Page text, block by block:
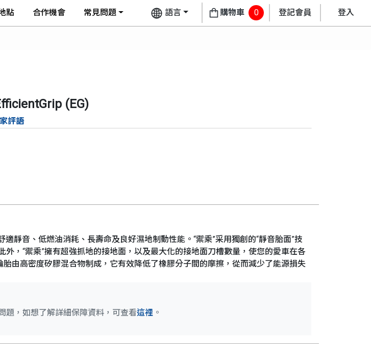
點 合作機會 常見問題 語言 購物車 0 登記會員 登入
(EG)
評語
靜音、低燃油消耗、長壽命及良好濕地制動性能。“禦乘”采用獨創的“靜音胎面”技
，“禦乘”擁有超強抓地的接地面，以及最大化的接地面刀槽數量，使您的愛車在各
由高密度矽膠混合物制成，它有效降低了橡膠分子間的摩擦，從而減少了能源損失
題，如想了解詳細保障資料，可查看這裡 。